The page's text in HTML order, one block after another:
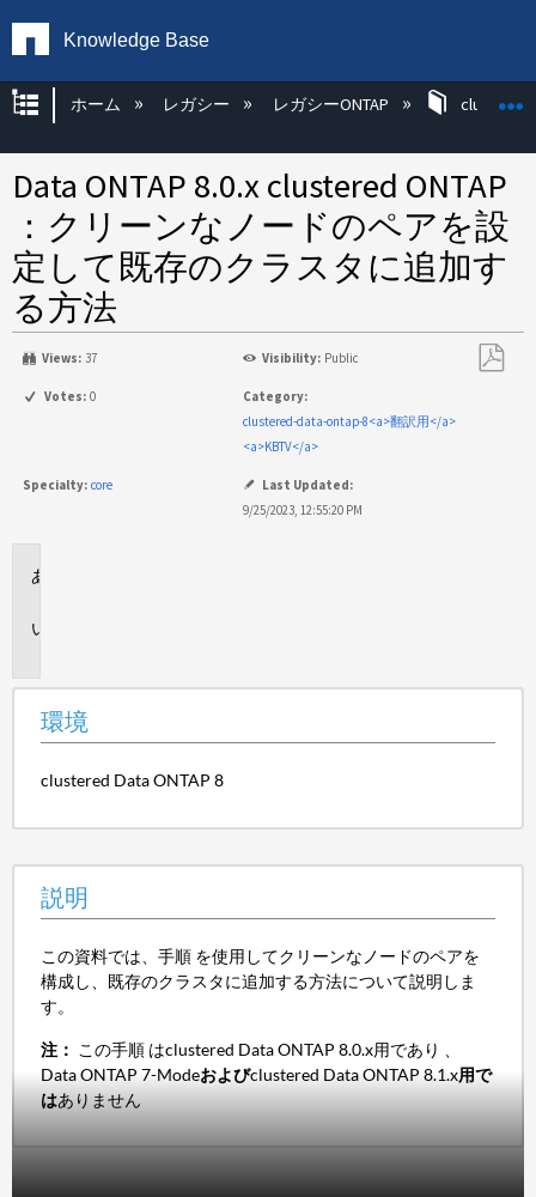
Knowledge Base
グローバル階層を展開/折りたたむ
ホーム レガシー レガシーONTAP clustered
Data ONTAP 8.0.x clustered ONTAP
：クリーンなノードのペアを設
定して既存のクラスタに追加す
る方法
Views: 37 Visibility: Public
Votes: 0
Category:
clustered-data-ontap-8<a>翻訳用</a>
<a>KBTV</a>
Specialty: core
Last Updated:
9/25/2023, 12:55:20 PM
環境
clustered Data ONTAP 8
説明
この資料では、手順 を使用してクリーンなノードのペアを
構成し、既存のクラスタに追加する方法について説明しま
す。
注： この手順 はclustered Data ONTAP 8.0.x用であり 、
Data ONTAP 7-Modeおよびclustered Data ONTAP 8.1.x用で
はありません